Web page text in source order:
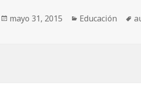
Publicado
mayo 31, 2015 Categorías
Educación